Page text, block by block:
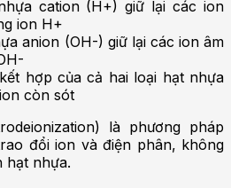
cation (H+) giữ lại các ion
ion H+
anion (OH-) giữ lại các ion âm
hợp của cả hai loại hạt nhựa
còn sót
là phương pháp
đổi ion và điện phân, không
hạt nhựa.